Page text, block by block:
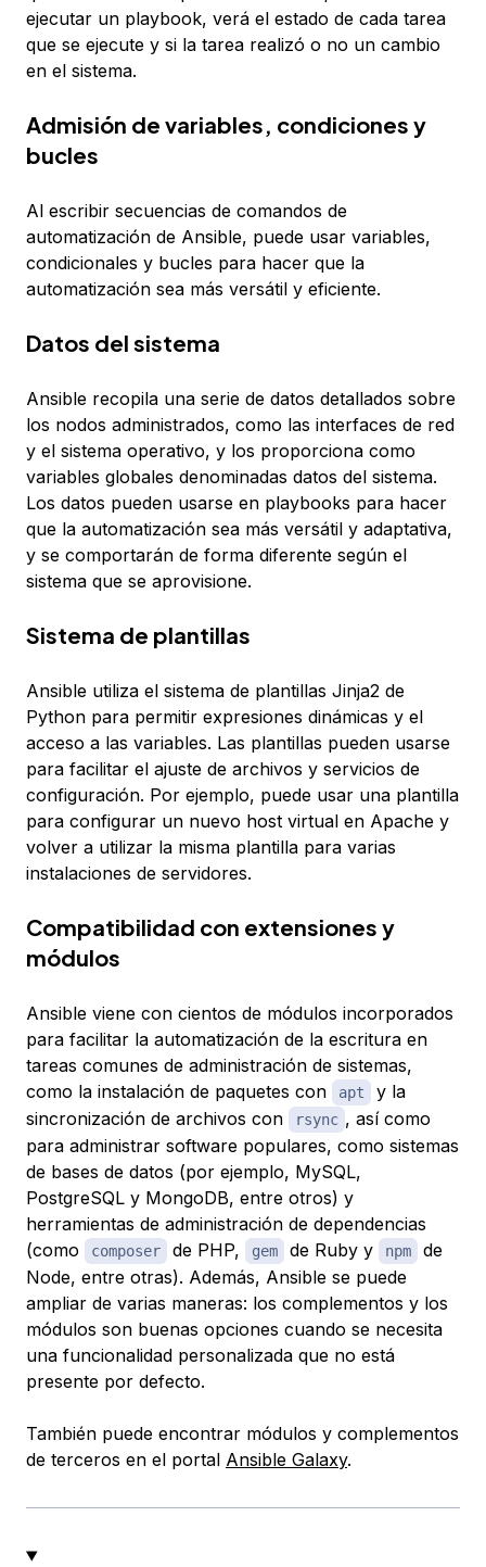
ejecutar un playbook, verá el estado de cada tarea
que se ejecute y si la tarea realizó o no un cambio
en el sistema.
Admisión de variables, condiciones y
bucles
Al escribir secuencias de comandos de
automatización de Ansible, puede usar variables,
condicionales y bucles para hacer que la
automatización sea más versátil y eficiente.
Datos del sistema
Ansible recopila una serie de datos detallados sobre
los nodos administrados, como las interfaces de red
y el sistema operativo, y los proporciona como
variables globales denominadas datos del sistema.
Los datos pueden usarse en playbooks para hacer
que la automatización sea más versátil y adaptativa,
y se comportarán de forma diferente según el
sistema que se aprovisione.
Sistema de plantillas
Ansible utiliza el sistema de plantillas Jinja2 de
Python para permitir expresiones dinámicas y el
acceso a las variables. Las plantillas pueden usarse
para facilitar el ajuste de archivos y servicios de
configuración. Por ejemplo, puede usar una plantilla
para configurar un nuevo host virtual en Apache y
volver a utilizar la misma plantilla para varias
instalaciones de servidores.
Compatibilidad con extensiones y
módulos
Ansible viene con cientos de módulos incorporados
para facilitar la automatización de la escritura en
tareas comunes de administración de sistemas,
como la instalación de paquetes con
apt
y la
sincronización de archivos con
rsync , así como
para administrar software populares, como sistemas
de bases de datos (por ejemplo, MySQL,
PostgreSQL y MongoDB, entre otros) y
herramientas de administración de dependencias
(como
composer de PHP, gem de Ruby y npm
de
Node, entre otras). Además, Ansible se puede
ampliar de varias maneras: los complementos y los
módulos son buenas opciones cuando se necesita
una funcionalidad personalizada que no está
presente por defecto.
También puede encontrar módulos y complementos
de terceros en el portal Ansible Galaxy.